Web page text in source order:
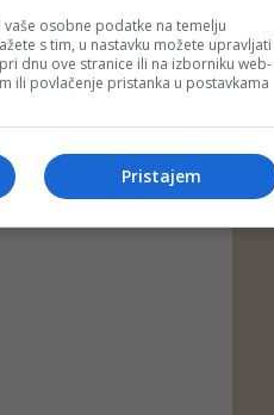
osobne podatke na temelju
s tim, u nastavku možete upravljati
dnu ove stranice ili na izborniku web-
ili povlačenje pristanka u postavkama
Pristajem